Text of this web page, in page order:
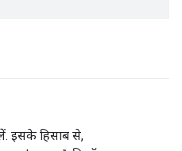
इसके हिसाब से,